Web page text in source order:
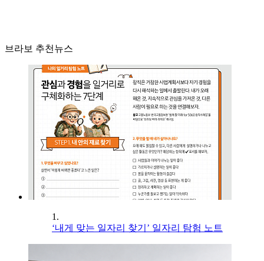
브라보 추천뉴스
1.
‘내게 맞는 일자리 찾기’ 일자리 탐험 노트